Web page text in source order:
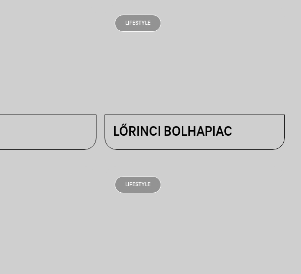
LIFESTYLE
LŐRINCI BOLHAPIAC
LIFESTYLE